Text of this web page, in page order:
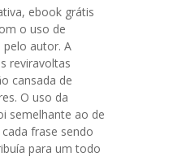
ebook grátis
o uso de
autor. A
reviravoltas
cansada de
O uso da
semelhante ao de
frase sendo
para um todo